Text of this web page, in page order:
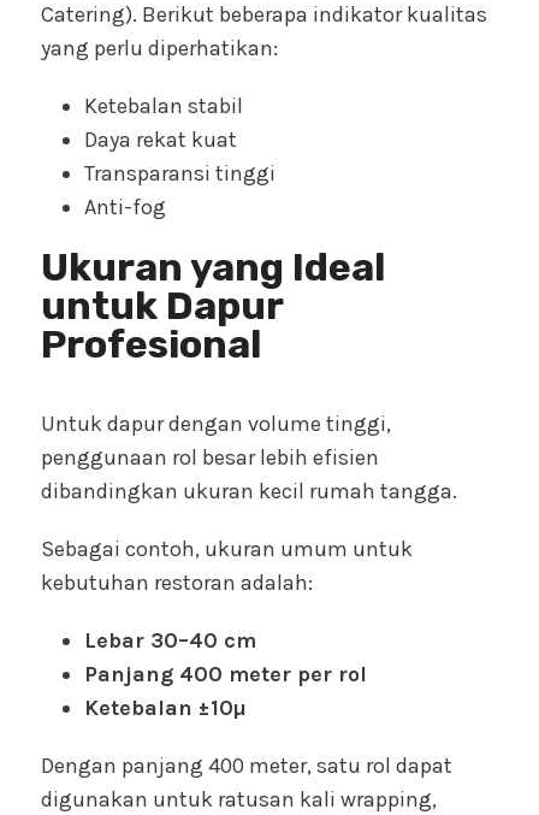
Catering). Berikut beberapa indikator kualitas
yang perlu diperhatikan:
Ketebalan stabil
Daya rekat kuat
Transparansi tinggi
Anti-fog
Ukuran yang Ideal
untuk Dapur
Profesional
Untuk dapur dengan volume tinggi,
penggunaan rol besar lebih efisien
dibandingkan ukuran kecil rumah tangga.
Sebagai contoh, ukuran umum untuk
kebutuhan restoran adalah:
Lebar 30–40 cm
Panjang 400 meter per rol
Ketebalan ±10µ
Dengan panjang 400 meter, satu rol dapat
digunakan untuk ratusan kali wrapping,